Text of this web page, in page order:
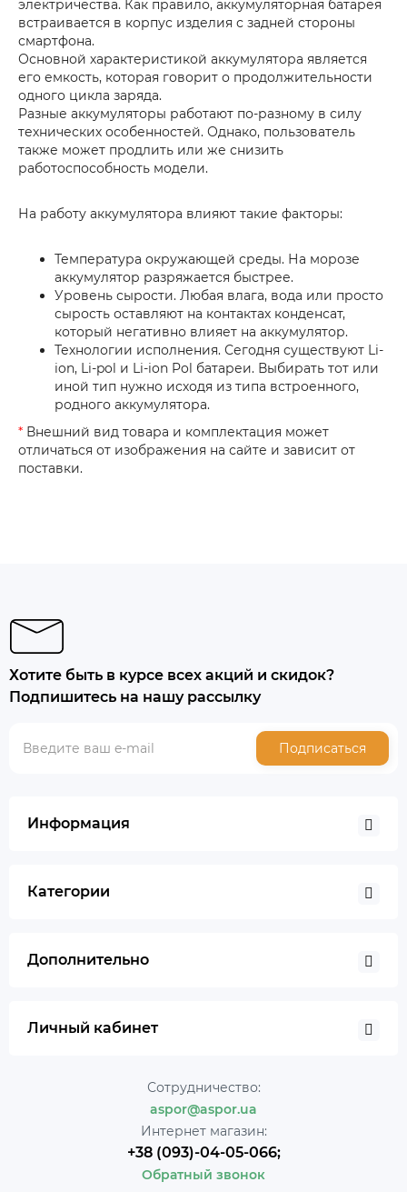
электричества. Как правило, аккумуляторная батарея
встраивается в корпус изделия с задней стороны
смартфона.
Основной характеристикой аккумулятора является
его емкость, которая говорит о продолжительности
одного цикла заряда.
Разные аккумуляторы работают по-разному в силу
технических особенностей. Однако, пользователь
также может продлить или же снизить
работоспособность модели.
На работу аккумулятора влияют такие факторы:
Температура окружающей среды. На морозе
аккумулятор разряжается быстрее.
Уровень сырости. Любая влага, вода или просто
сырость оставляют на контактах конденсат,
который негативно влияет на аккумулятор.
Технологии исполнения. Сегодня существуют Li-
ion, Li-pol и Li-ion Pol батареи. Выбирать тот или
иной тип нужно исходя из типа встроенного,
родного аккумулятора.
* Внешний вид товара и комплектация может
отличаться от изображения на сайте и зависит от
поставки.
Хотите быть в курсе всех акций и скидок?
Подпишитесь на нашу рассылку
Подписаться
Информация
Категории
Дополнительно
Личный кабинет
Сотрудничество:
aspor@aspor.ua
Интернет магазин:
+38 (093)-04-05-066;
Обратный звонок